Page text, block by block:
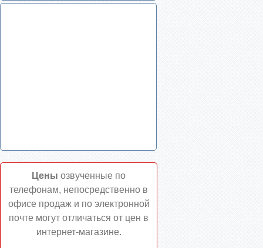
Цены озвученные по
телефонам, непосредственно в
офисе продаж и по электронной
почте могут отличаться от цен в
интернет-магазине.